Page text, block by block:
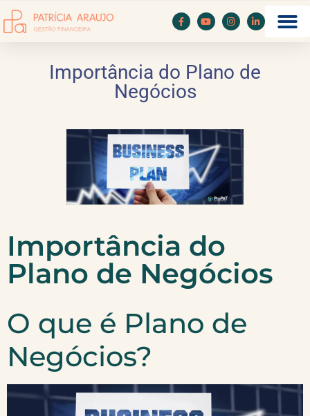
Importância do Plano de
Negócios
Importância do
Plano de Negócios
O que é Plano de
Negócios?